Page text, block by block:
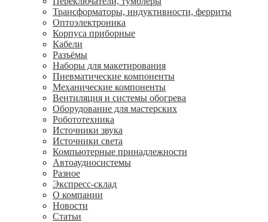
Трансформаторы, индуктивности, ферриты
Oптоэлектроника
Корпуса приборные
Кабели
Разъёмы
Наборы для макетирования
Пневматические компоненты
Механические компоненты
Вентиляция и системы обогрева
Оборудование для мастерских
Робототехника
Источники звука
Источники света
Компьютерные принадлежности
Автоаудиосистемы
Разное
Экспресс-склад
О компании
Новости
Статьи